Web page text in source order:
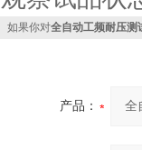
如果你对全自动工频耐压测
产品：